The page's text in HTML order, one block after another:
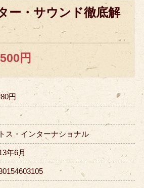
ー・サウンド徹底解
円
円
ス・インターナショナル
年6月